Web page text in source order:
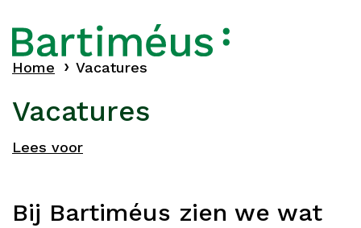
Home Vacatures
Vacatures
Lees voor
Bij Bartiméus zien we wat